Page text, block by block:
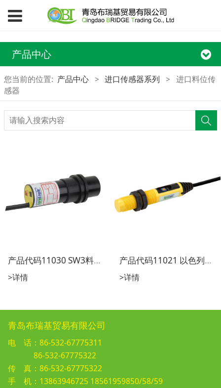
产品中心
您当前的位置: 产品中心 > 进口传感器系列 > 进口料位传
感器
产品代码11030 SW3料位传感器
>详情
产品代码11021 以色列F料位传感器FS18
>详情
青岛布瑞基贸易有限公司
电 话：86-532-67775311
86-532-67775322
传 真：86-532-67775322
手 机：13863946725 18561959850/58/59